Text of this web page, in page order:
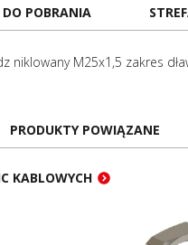
DO POBRANIA
niklowany M25x1,5 zakres
PRODUKTY POWIĄZANE
KABLOWYCH